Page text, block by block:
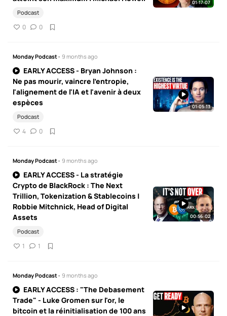
Podcast
0 0
01:17:07
Monday Podcast• 9 months ago
EARLY ACCESS - Bryan Johnson :
Ne pas mourir, vaincre l'entropie,
l'alignement de l'IA et l'avenir à deux
espèces
Podcast
4 0
01:05:13
Monday Podcast• 9 months ago
EARLY ACCESS - La stratégie
Crypto de BlackRock : The Next
Trillion, Tokenization & Stablecoins |
Robbie Mitchnick, Head of Digital
Assets
Podcast
1 1
00:56:02
Monday Podcast• 9 months ago
EARLY ACCESS : "The Debasement
Trade" - Luke Gromen sur l'or, le
bitcoin et la réinitialisation de 100 ans